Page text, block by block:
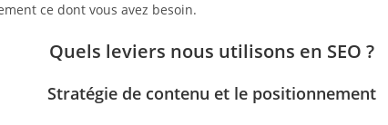
ce dont vous avez besoin.
Quels leviers nous utilisons en SEO ?
Stratégie de contenu et le positionnement